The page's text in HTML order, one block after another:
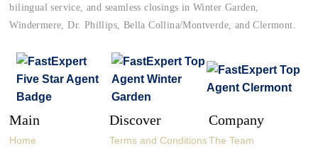
bilingual service, and seamless closings in Winter Garden,
Windermere, Dr. Phillips, Bella Collina/Montverde, and Clermont.
Main
Home
Discover
Terms and Conditions
Company
The Team